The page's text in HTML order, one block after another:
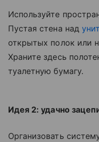
Используйте
Пустая стена над
открытых полок или
Храните здесь
туалетную бумагу.
Идея 2: удачно
Организовать